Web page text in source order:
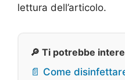
lettura dell’articolo.
🔎 Ti potrebbe
📄 Come